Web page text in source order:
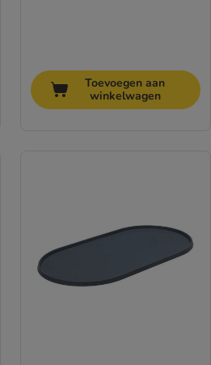
Toevoegen aan
winkelwagen